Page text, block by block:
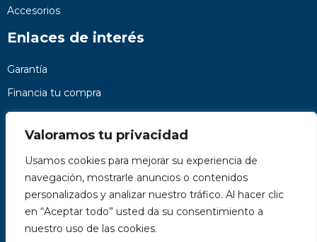
Valoramos tu privacidad
Usamos cookies para mejorar su experiencia de
navegación, mostrarle anuncios o contenidos
personalizados y analizar nuestro tráfico. Al hacer clic
en “Aceptar todo” usted da su consentimiento a
nuestro uso de las cookies.
Accesorios
Enlaces de interés
Garantía
Financia tu compra
Preguntas frecuentes
Nosotros
Contacto
Páginas legales
Kit Digital